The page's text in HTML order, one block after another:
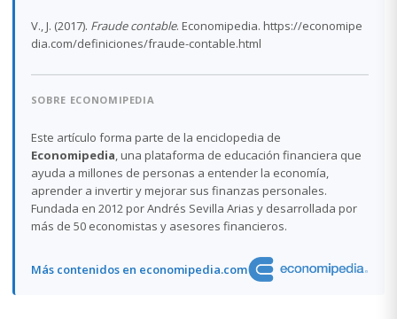
V., J. (2017). Fraude contable. Economipedia. https://economipe
dia.com/definiciones/fraude-contable.html
SOBRE ECONOMIPEDIA
Este artículo forma parte de la enciclopedia de
Economipedia, una plataforma de educación financiera que
ayuda a millones de personas a entender la economía,
aprender a invertir y mejorar sus finanzas personales.
Fundada en 2012 por Andrés Sevilla Arias y desarrollada por
más de 50 economistas y asesores financieros.
Más contenidos en economipedia.com